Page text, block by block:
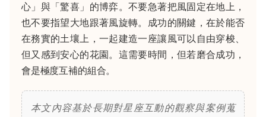
心」與「驚喜」的博弈。不要急著把風固定在地上，
也不要指望大地跟著風旋轉。成功的關鍵，在於能否
在務實的土壤上，一起建造一座讓風可以自由穿梭、
但又感到安心的花園。這需要時間，但若磨合成功，
會是極度互補的組合。
本文內容基於長期對星座互動的觀察與案例蒐